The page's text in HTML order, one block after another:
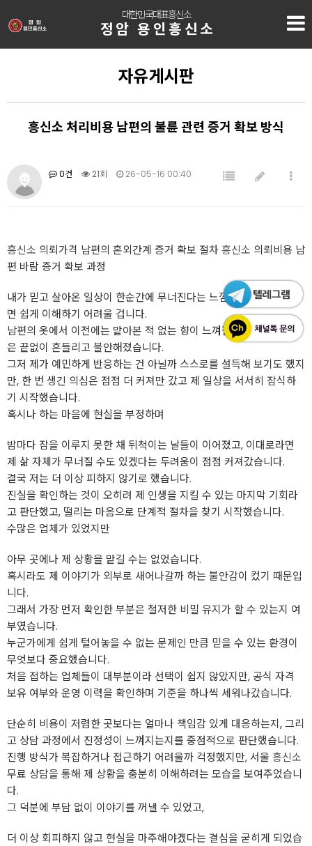
대한민국대표흥신소
정암 용인흥신소
자유게시판
흥신소 처리비용 남편의 불륜 관련 증거 확보 방식
0건 21회 26-05-16 00:40
흥신소 의뢰가격 남편의 혼외간계 증거 확보 절차흥신소 의뢰비용 남
편 바람 증거 확보 과정
내가 믿고 살아온 일상이 한순간에 무너진다는 느낌, 직접 겪지 않으
면 쉽게 이해하기 어려울 겁니다.
남편의 옷에서 이전에는 맡아본 적 없는 향이 느껴질 때마다 제 마음
은 끝없이 흔들리고 불안해졌습니다.
그저 제가 예민하게 반응하는 건 아닐까 스스로를 설득해 보기도 했지
만, 한 번 생긴 의심은 점점 더 커져만 갔고 제 일상을 서서히 잠식하
기 시작했습니다.
혹시나 하는 마음에 현실을 부정하며
밤마다 잠을 이루지 못한 채 뒤척이는 날들이 이어졌고, 이대로라면
제 삶 자체가 무너질 수도 있겠다는 두려움이 점점 커져갔습니다.
결국 저는 더 이상 피하지 않기로 했습니다.
진실을 확인하는 것이 오히려 제 인생을 지킬 수 있는 마지막 기회라
고 판단했고, 떨리는 마음으로 단계적 절차을 찾기 시작했습니다.
수많은 업체가 있었지만
아무 곳에나 제 상황을 맡길 수는 없었습니다.
혹시라도 제 이야기가 외부로 새어나갈까 하는 불안감이 컸기 때문입
니다.
그래서 가장 먼저 확인한 부분은 철저한 비밀 유지가 할 수 있는지 여
부였습니다.
누군가에게 쉽게 털어놓을 수 없는 문제인 만큼 믿을 수 있는 환경이
무엇보다 중요했습니다.
처음 접하는 업체들이 대부분이라 선택이 쉽지 않았지만, 공식 자격
보유 여부와 운영 이력을 확인하며 기준을 하나씩 세워나갔습니다.
단순히 비용이 저렴한 곳보다는 얼마나 책임감 있게 대응하는지, 그리
고 상담 과정에서 진정성이 느껴지는지를 중점적으로 판단했습니다.
진행 방식가 복잡하거나 접근하기 어려울까 걱정했지만, 서울 흥신소
무료 상담을 통해 제 상황을 충분히 이해하려는 모습을 보여주었습니
다.
그 덕분에 부담 없이 이야기를 꺼낼 수 있었고,
더 이상 회피하지 않고 현실을 마주해야겠다는 결심을 굳히게 되었습